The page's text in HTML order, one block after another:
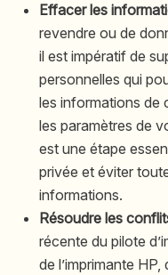
Effacer les
revendre ou de
il est impératif de
personnelles qui
les informations de
les paramètres de
est une étape
privée et éviter
informations.
Résoudre les
récente du pilote
de l’imprimante